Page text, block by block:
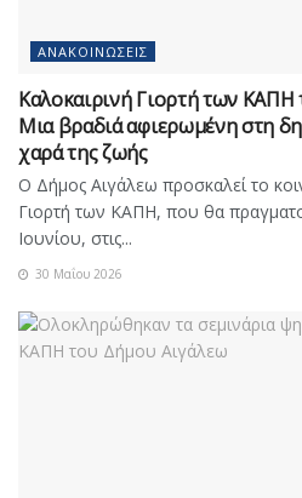
ΑΝΑΚΟΙΝΏΣΕΙΣ
Καλοκαιρινή Γιορτή των
Μια βραδιά αφιερωμένη στη
χαρά της ζωής
Ο Δήμος Αιγάλεω προσκαλεί το
Γιορτή των ΚΑΠΗ, που θα
Ιουνίου, στις...
30 Μαΐου 2026